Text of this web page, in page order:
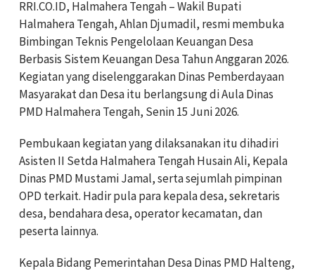
RRI.CO.ID, Halmahera Tengah – Wakil Bupati
Halmahera Tengah, Ahlan Djumadil, resmi membuka
Bimbingan Teknis Pengelolaan Keuangan Desa
Berbasis Sistem Keuangan Desa Tahun Anggaran 2026.
Kegiatan yang diselenggarakan Dinas Pemberdayaan
Masyarakat dan Desa itu berlangsung di Aula Dinas
PMD Halmahera Tengah, Senin 15 Juni 2026.
Pembukaan kegiatan yang dilaksanakan itu dihadiri
Asisten II Setda Halmahera Tengah Husain Ali, Kepala
Dinas PMD Mustami Jamal, serta sejumlah pimpinan
OPD terkait. Hadir pula para kepala desa, sekretaris
desa, bendahara desa, operator kecamatan, dan
peserta lainnya.
Kepala Bidang Pemerintahan Desa Dinas PMD Halteng,